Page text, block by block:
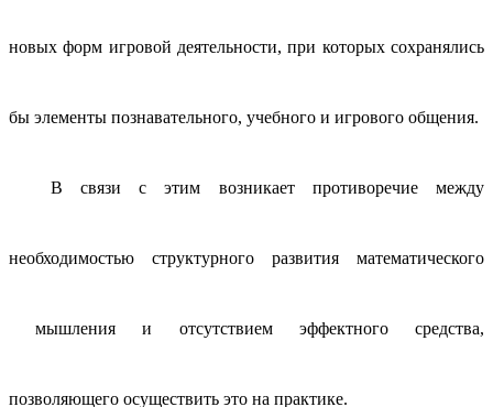
новых форм игровой деятельности, при которых сохранялись
бы элементы познавательного, учебного и игрового общения.
В связи с этим возникает противоречие между
необходимостью структурного развития математического
мышления и отсутствием эффектного средства,
позволяющего осуществить это на практике.